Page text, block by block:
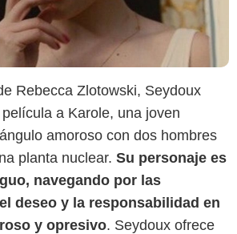
Rebecca Zlotowski, Seydoux
a Karole, una joven
amoroso con dos hombres
planta nuclear. Su personaje es
navegando por las
deseo y la responsabilidad en
y opresivo. Seydoux ofrece